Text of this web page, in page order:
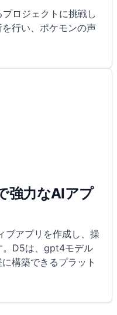
ロジェクトに挑戦し
行い、ポケモンの声
強力なAIアプ
ブアプリを作成し、操
。D5は、gpt4モデル
構築できるプラット